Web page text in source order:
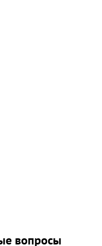
вопросы